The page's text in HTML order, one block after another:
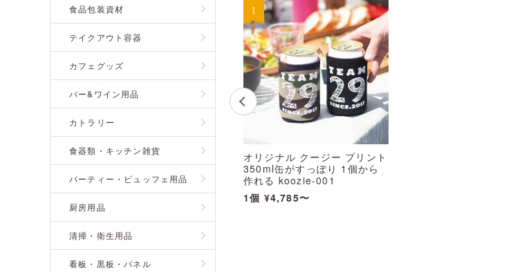
食品包装資材
テイクアウト容器
カフェグッズ
バー&ワイン用品
カトラリー
食器類・キッチン雑貨
パーティー・ビュッフェ用品
厨房用品
清掃・衛生用品
看板・黒板・パネル
オリジナル クージー プリント
350ml缶がすっぽり 1個から
作れる koozie-001
1個 ¥4,785〜